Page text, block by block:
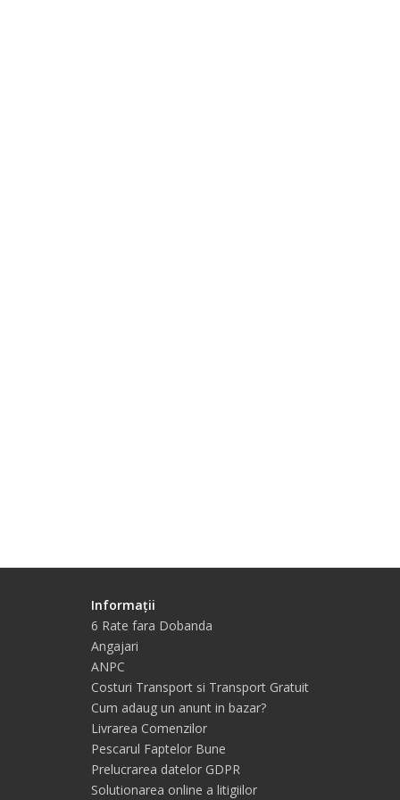
Informații
6 Rate fara Dobanda
Angajari
ANPC
Costuri Transport si Transport Gratuit
Cum adaug un anunt in bazar?
Livrarea Comenzilor
Pescarul Faptelor Bune
Prelucrarea datelor GDPR
Solutionarea online a litigiilor